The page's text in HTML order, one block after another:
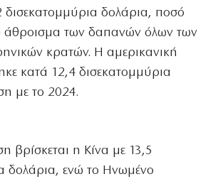
δισεκατομμύρια δολάρια, ποσό
άθροισμα των δαπανών όλων των
κρατών. Η αμερικανική
κατά 12,4 δισεκατομμύρια
με το 2024.
βρίσκεται η Κίνα με 13,5
δολάρια, ενώ το Ηνωμένο